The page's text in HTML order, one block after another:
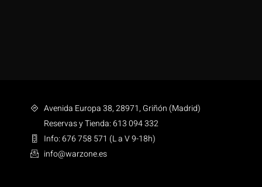
Avenida Europa 38, 28971, Griñón (Madrid)
Reservas y Tienda: 613 094 332
Info: 676 758 571 (L a V 9-18h)
info@warzone.es